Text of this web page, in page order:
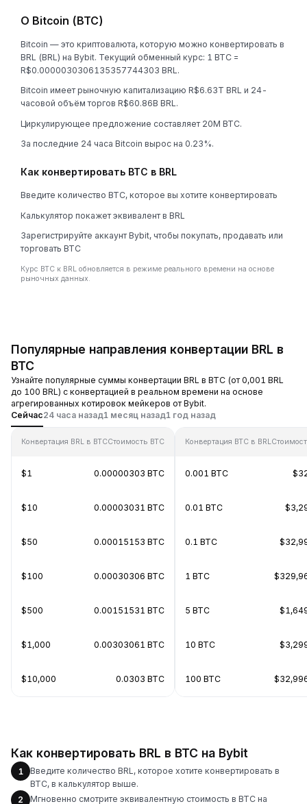
О Bitcoin (BTC)
Bitcoin — это криптовалюта, которую можно конвертировать в
BRL (BRL) на Bybit. Текущий обменный курс: 1 BTC =
R$0.0000030306135357744303 BRL.
Bitcoin имеет рыночную капитализацию R$6.63T BRL и 24-
часовой объём торгов R$60.86B BRL.
Циркулирующее предложение составляет 20M BTC.
За последние 24 часа Bitcoin вырос на 0.23%.
Как конвертировать BTC в BRL
Введите количество BTC, которое вы хотите конвертировать
Калькулятор покажет эквивалент в BRL
Зарегистрируйте аккаунт Bybit, чтобы покупать, продавать или
торговать BTC
Курс BTC к BRL обновляется в режиме реального времени на основе
рыночных данных.
Популярные направления конвертации BRL в
BTC
Узнайте популярные суммы конвертации BRL в BTC (от 0,001 BRL
до 100 BRL) с конвертацией в реальном времени на основе
агрегированных котировок мейкеров от Bybit.
Сейчас24 часа назад1 месяц назад1 год назад
Конвертация BRL в BTCСтоимость BTC
$1 0.00000303 BTC
$10 0.00003031 BTC
$50 0.00015153 BTC
$100 0.00030306 BTC
$500 0.00151531 BTC
$1,000 0.00303061 BTC
$10,000 0.0303 BTC
Конвертация BTC в BRL
0.001 BTC
0.01 BTC
0.1 BTC
1 BTC
5 BTC
10 BTC
100 BTC
Как конвертировать BRL в BTC на Bybit
1
Введите количество BRL, которое хотите конвертировать в
BTC, в калькулятор выше.
2
Мгновенно смотрите эквивалентную стоимость в BTC на